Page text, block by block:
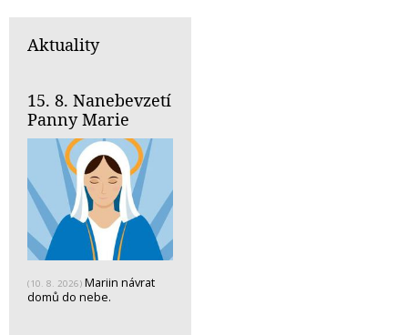
Aktuality
15. 8. Nanebevzetí
Panny Marie
(10. 8. 2026) Mariin návrat
domů do nebe.